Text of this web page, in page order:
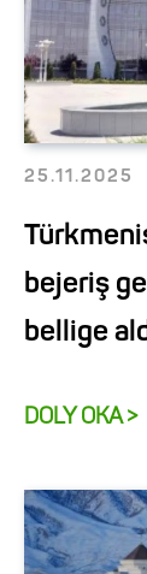
25.11.2025
bejeriş
bellige
DOLY OKA >